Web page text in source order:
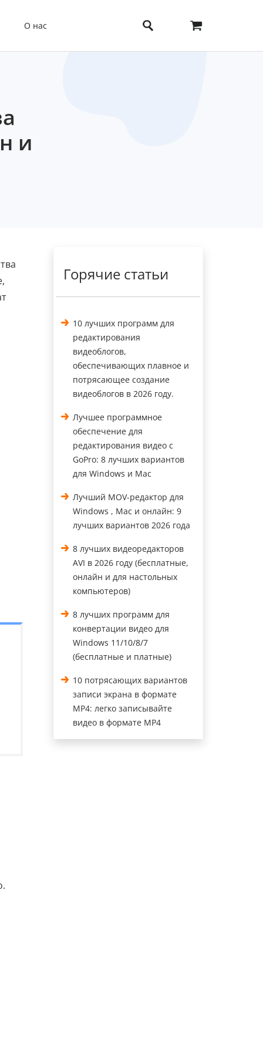
О нас
и
Горячие статьи
10 лучших программ для
редактирования
видеоблогов,
обеспечивающих плавное и
потрясающее создание
видеоблогов в 2026 году.
Лучшее программное
обеспечение для
редактирования видео с
GoPro: 8 лучших вариантов
для Windows и Mac
Лучший MOV-редактор для
Windows , Mac и онлайн: 9
лучших вариантов 2026 года
8 лучших видеоредакторов
AVI в 2026 году (бесплатные,
онлайн и для настольных
компьютеров)
8 лучших программ для
конвертации видео для
Windows 11/10/8/7
(бесплатные и платные)
10 потрясающих вариантов
записи экрана в формате
MP4: легко записывайте
видео в формате MP4